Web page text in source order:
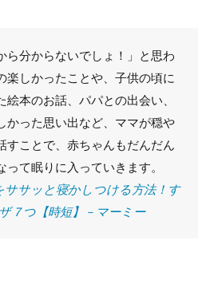
ら分からないでしょ！」と思わ
楽しかったことや、子供の頃に
絵本のお話、パパとの出会い、
かった思い出など、ママが穏や
すことで、赤ちゃんもだんだん
って眠りに入っていきます。
ササッと寝かしつける方法！す
７つ【時短】 – マーミー